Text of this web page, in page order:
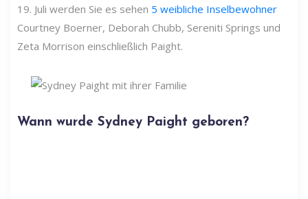
19. Juli werden Sie es sehen 5 weibliche Inselbewohner
Courtney Boerner, Deborah Chubb, Sereniti Springs und
Zeta Morrison einschließlich Paight.
Wann wurde Sydney Paight geboren?